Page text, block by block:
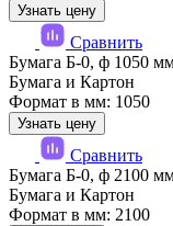
Узнать цену
Сравнить
Бумага Б-0, ф 1050
Бумага и Картон
Формат в мм: 1050
Узнать цену
Сравнить
Бумага Б-0, ф 2100
Бумага и Картон
Формат в мм: 2100